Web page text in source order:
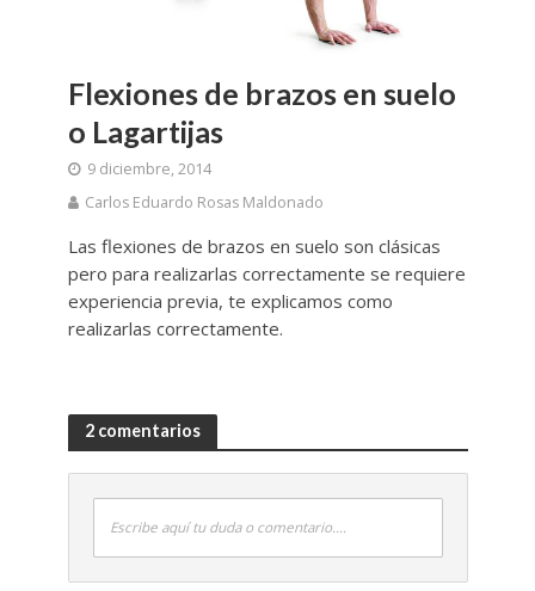
Flexiones de brazos en suelo
o Lagartijas
9 diciembre, 2014
Carlos Eduardo Rosas Maldonado
Las flexiones de brazos en suelo son clásicas
pero para realizarlas correctamente se requiere
experiencia previa, te explicamos como
realizarlas correctamente.
2 comentarios
Escribe aquí tu duda o comentario....